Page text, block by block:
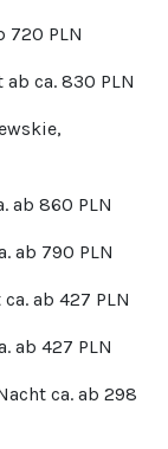
720 PLN
ca. 830 PLN
ab 860 PLN
ab 790 PLN
ab 427 PLN
ab 427 PLN
ca. ab 298